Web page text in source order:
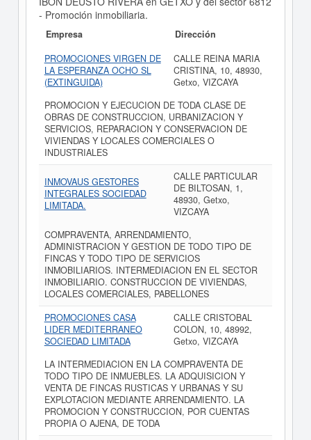
- Promoción inmobiliaria.
Empresa
Dirección
PROMOCIONES VIRGEN DE
LA ESPERANZA OCHO SL
(EXTINGUIDA)
CALLE REINA MARIA
CRISTINA, 10, 48930,
Getxo, VIZCAYA
PROMOCION Y EJECUCION DE TODA CLASE DE
OBRAS DE CONSTRUCCION, URBANIZACION Y
SERVICIOS, REPARACION Y CONSERVACION DE
VIVIENDAS Y LOCALES COMERCIALES O
INDUSTRIALES
INMOVAUS GESTORES
INTEGRALES SOCIEDAD
LIMITADA.
CALLE PARTICULAR
DE BILTOSAN, 1,
48930, Getxo,
VIZCAYA
COMPRAVENTA, ARRENDAMIENTO,
ADMINISTRACION Y GESTION DE TODO TIPO DE
FINCAS Y TODO TIPO DE SERVICIOS
INMOBILIARIOS. INTERMEDIACION EN EL SECTOR
INMOBILIARIO. CONSTRUCCION DE VIVIENDAS,
LOCALES COMERCIALES, PABELLONES
PROMOCIONES CASA
LIDER MEDITERRANEO
SOCIEDAD LIMITADA
CALLE CRISTOBAL
COLON, 10, 48992,
Getxo, VIZCAYA
LA INTERMEDIACION EN LA COMPRAVENTA DE
TODO TIPO DE INMUEBLES. LA ADQUISICION Y
VENTA DE FINCAS RUSTICAS Y URBANAS Y SU
EXPLOTACION MEDIANTE ARRENDAMIENTO. LA
PROMOCION Y CONSTRUCCION, POR CUENTAS
PROPIA O AJENA, DE TODA